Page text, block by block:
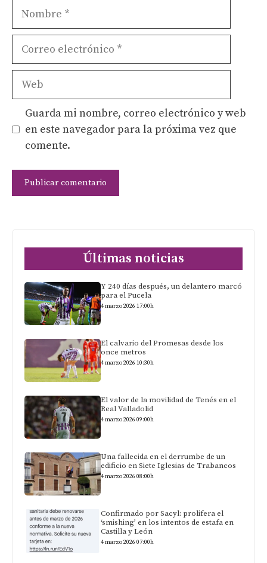
Nombre
Correo
Web
Guarda mi nombre, correo electrónico y web
en este navegador para la próxima vez que
comente.
Últimas noticias
Y 240 días después, un delantero marcó
para el Pucela
4 marzo 2026 17:00h
El calvario del Promesas desde los
once metros
4 marzo 2026 10:30h
El valor de la movilidad de Tenés en el
Real Valladolid
4 marzo 2026 09:00h
Una fallecida en el derrumbe de un
edificio en Siete Iglesias de Trabancos
4 marzo 2026 08:00h
Confirmado por Sacyl: prolifera el
‘smishing’ en los intentos de estafa en
Castilla y León
4 marzo 2026 07:00h